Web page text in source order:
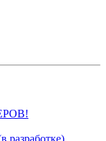
разработке)